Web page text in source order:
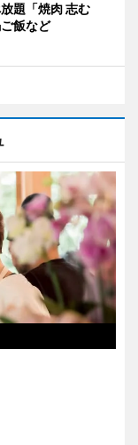
題「焼肉 志む
飯など